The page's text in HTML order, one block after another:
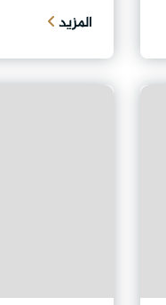
المزيد